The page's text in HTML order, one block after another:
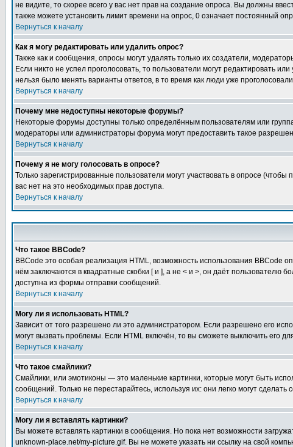
не видите, то скорее всего у вас нет прав на создание опроса. Вы должны
также можете установить лимит времени на опрос, 0 означает постоянный
Вернуться к началу
Как я могу редактировать или удалить опрос?
Также как и сообщения, опросы могут удалять только их создатели,
Если никто не успел проголосовать, то пользователи могут редактировать
нельзя было менять варианты ответов, в то время как люди уже
Вернуться к началу
Почему мне недоступны некоторые форумы?
Некоторые форумы доступны только определённым пользователям или
модераторы или администраторы форума могут предоставить такое
Вернуться к началу
Почему я не могу голосовать в опросе?
Только зарегистрированные пользователи могут участвовать в опросе
вас нет на это необходимых прав доступа.
Вернуться к началу
Что такое BBCode?
BBCode это особая реализация HTML, возможность использования BBCode
нём заключаются в квадратные скобки [ и ], а не < и >, он даёт пользователю
доступна из формы отправки сообщений.
Вернуться к началу
Могу ли я использовать HTML?
Зависит от того разрешено ли это администратором. Если разрешено его
могут вызвать проблемы. Если HTML включён, то вы сможете выключить его
Вернуться к началу
Что такое смайлики?
Смайлики, или эмотиконы — это маленькие картинки, которые могут быть
сообщений. Только не перестарайтесь, используя их: они легко могут
Вернуться к началу
Могу ли я вставлять картинки?
Вы можете вставлять картинки в сообщения. Но пока нет возможности
unknown-place.net/my-picture.gif. Вы не можете указать ни ссылку на свой